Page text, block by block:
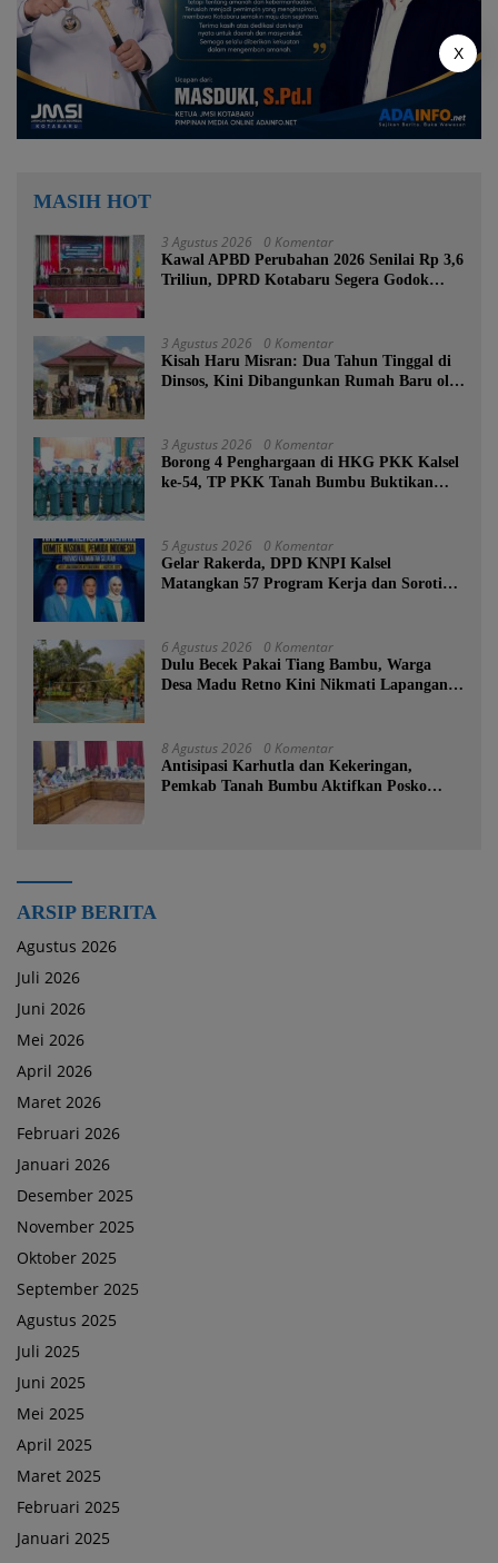
MASIH HOT
3 Agustus 2026 0 Komentar
Kawal APBD Perubahan 2026 Senilai Rp 3,6
Triliun, DPRD Kotabaru Segera Godok
3 Agustus 2026 0 Komentar
Kisah Haru Misran: Dua Tahun Tinggal di
Dinsos, Kini Dibangunkan Rumah Baru oleh
3 Agustus 2026 0 Komentar
Borong 4 Penghargaan di HKG PKK Kalsel
ke-54, TP PKK Tanah Bumbu Buktikan
5 Agustus 2026 0 Komentar
Gelar Rakerda, DPD KNPI Kalsel
Matangkan 57 Program Kerja dan Soroti
6 Agustus 2026 0 Komentar
Dulu Becek Pakai Tiang Bambu, Warga
Desa Madu Retno Kini Nikmati Lapangan
8 Agustus 2026 0 Komentar
Antisipasi Karhutla dan Kekeringan,
Pemkab Tanah Bumbu Aktifkan Posko
ARSIP BERITA
Agustus 2026
Juli 2026
Juni 2026
Mei 2026
April 2026
Maret 2026
Februari 2026
Januari 2026
Desember 2025
November 2025
Oktober 2025
September 2025
Agustus 2025
Juli 2025
Juni 2025
Mei 2025
April 2025
Maret 2025
Februari 2025
Januari 2025
X